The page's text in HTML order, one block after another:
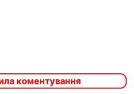
коментування